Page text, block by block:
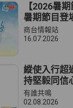
【2026暑
暑期節目登
Summer
商台情報站
16.07.2026
縱使入行超
持堅毅同信
有誰共鳴
02.08.2026